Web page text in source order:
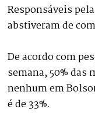
Responsáveis
abstiveram de
De acordo com
semana, 50%
nenhum em
é de 33%.